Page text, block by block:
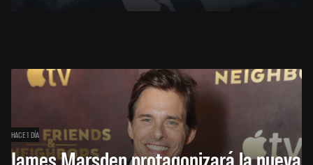
HACE 1 DÍA
James Marsden protagonizará la nueva